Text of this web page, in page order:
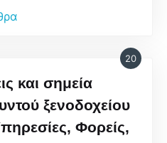
και σημεία
ξενοδοχείου
Φορείς,
20